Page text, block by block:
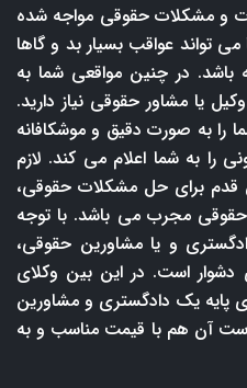
و مشکلات حقوقی مواجه شده
تواند عواقب بسیار بد و گاها
باشد. در چنین مواقعی شما به
یا مشاور حقوقی نیاز دارید.
را به صورت دقیق و موشکافانه
را به شما اعلام می کند. لازم
قدم برای حل مشکلات حقوقی،
مجرب می باشد. با توجه
و یا مشاورین حقوقی،
دشوار است. در این بین وکلای
پایه یک دادگستری و مشاورین
است آن هم با قیمت مناسب و به